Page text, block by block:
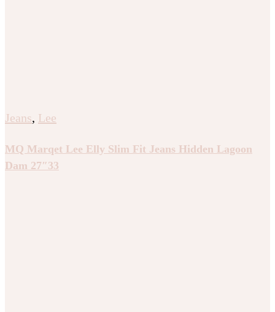
Jeans, Lee
MQ Marqet Lee Elly Slim Fit Jeans Hidden Lagoon
Dam 27″33